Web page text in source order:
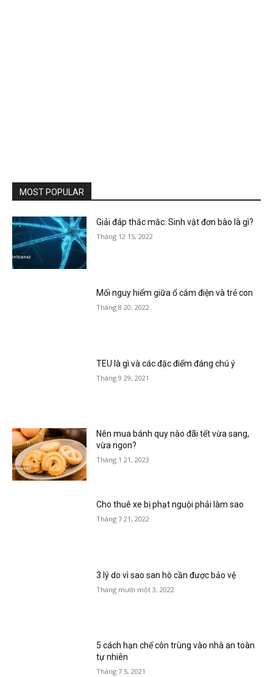
MOST POPULAR
Giải đáp thắc mắc: Sinh vật đơn bào là gì?
Tháng 12 15, 2022
Mối nguy hiểm giữa ổ cắm điện và trẻ con
Tháng 8 20, 2022
TEU là gì và các đặc điểm đáng chú ý
Tháng 9 29, 2021
Nên mua bánh quy nào đãi tết vừa sang,
vừa ngon?
Tháng 1 21, 2023
Cho thuê xe bị phạt nguội phải làm sao
Tháng 7 21, 2022
3 lý do vì sao san hô cần được bảo vệ
Tháng mười một 3, 2022
5 cách hạn chế côn trùng vào nhà an toàn
tự nhiên
Tháng 7 5, 2021